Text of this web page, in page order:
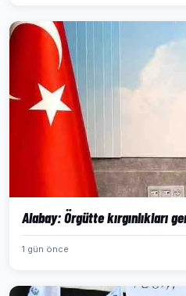
Alabay: Örgütte kırgınlıkları
1 gün önce